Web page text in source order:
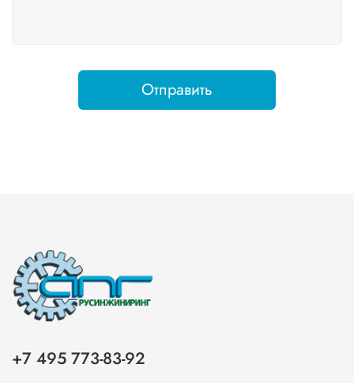
Отправить
+7 495 773-83-92